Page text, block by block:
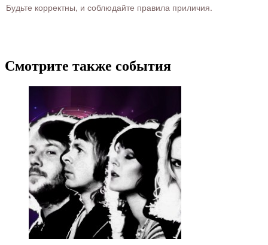
Будьте корректны, и соблюдайте правила приличия.
Смотрите также события